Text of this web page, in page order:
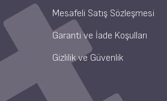
Mesafeli Satış Sözleşmesi
Garanti ve İade Koşulları
Gizlilik ve Güvenlik